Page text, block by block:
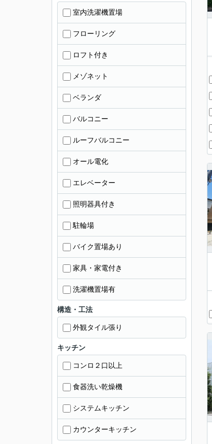
室内洗濯機置場
フローリング
ロフト付き
メゾネット
ベランダ
バルコニー
ルーフバルコニー
オール電化
エレベーター
照明器具付き
駐輪場
バイク置場あり
家具・家電付き
洗濯機置場有
構造・工法
外観タイル張り
キッチン
コンロ２口以上
食器洗い乾燥機
システムキッチン
カウンターキッチン